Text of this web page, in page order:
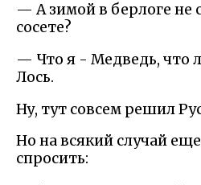
— А зимой в берлоге не
сосете?
— Что я - Медведь, что
Лось.
Ну, тут совсем решил
Но на всякий случай
спросить: